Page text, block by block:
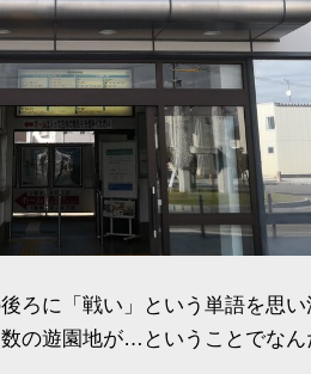
ろに「戦い」という単語を思
の遊園地が…ということでなん